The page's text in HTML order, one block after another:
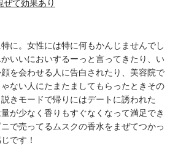
ぜて効果あり
に。女性には特に何もかんじませんでし
いいにおいするーっと言ってきたり、い
を会わせる人に告白されたり、美容院で
ない人にたまたましてもらったときその
きモードで帰りにはデートに誘われた
が少なく香りもすぐなくなって満足でき
で売ってるムスクの香水をまぜてつかっ
です！